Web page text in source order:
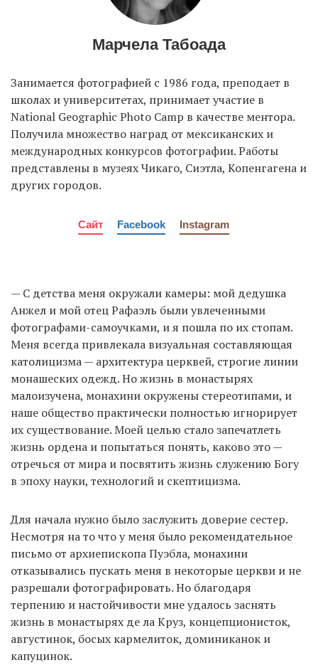
Марчела Табоада
Занимается фотографией с 1986 года, преподает в
школах и университетах, принимает участие в
National Geographic Photo Camp в качестве ментора.
Получила множество наград от мексиканских и
международных конкурсов фотографии. Работы
представлены в музеях Чикаго, Сиэтла, Копенгагена и
других городов.
Сайт Facebook Instagram
— С детства меня окружали камеры: мой дедушка
Анжел и мой отец Рафаэль были увлеченными
фотографами-самоучками, и я пошла по их стопам.
Меня всегда привлекала визуальная составляющая
католицизма — архитектура церквей, строгие линии
монашеских одежд. Но жизнь в монастырях
малоизучена, монахини окружены стереотипами, и
наше общество практически полностью игнорирует
их существование. Моей целью стало запечатлеть
жизнь ордена и попытаться понять, каково это —
отречься от мира и посвятить жизнь служению Богу
в эпоху науки, технологий и скептицизма.
Для начала нужно было заслужить доверие сестер.
Несмотря на то что у меня было рекомендательное
письмо от архиепископа Пуэбла, монахини
отказывались пускать меня в некоторые церкви и не
разрешали фотографировать. Но благодаря
терпению и настойчивости мне удалось заснять
жизнь в монастырях де ла Круз, концепционисток,
августинок, босых кармелиток, доминиканок и
капуцинок.